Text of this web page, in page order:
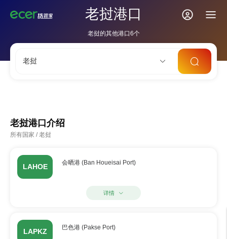
老挝港口
老挝的其他港口6个
老挝
老挝港口介绍
所有国家 /老挝
LAHOE 会晒港 (Ban Houeisai Port)
详情
LAPKZ 巴色港 (Pakse Port)